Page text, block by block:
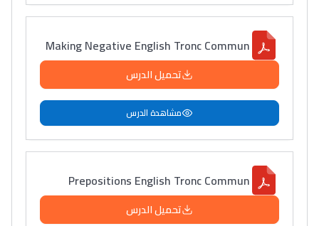
Making Negative English Tronc Commun
تحميل الدرس
مشاهدة الدرس
Prepositions English Tronc Commun
تحميل الدرس